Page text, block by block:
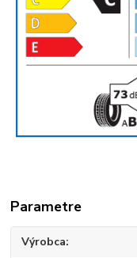
Parametre
Výrobca